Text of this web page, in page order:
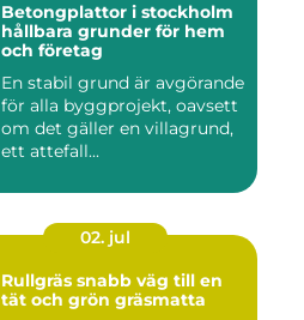
Betongplattor i stockholm
hållbara grunder för hem
och företag
En stabil grund är avgörande
för alla byggprojekt, oavsett
om det gäller en villagrund,
ett attefall...
02. jul
Rullgräs snabb väg till en
tät och grön gräsmatta